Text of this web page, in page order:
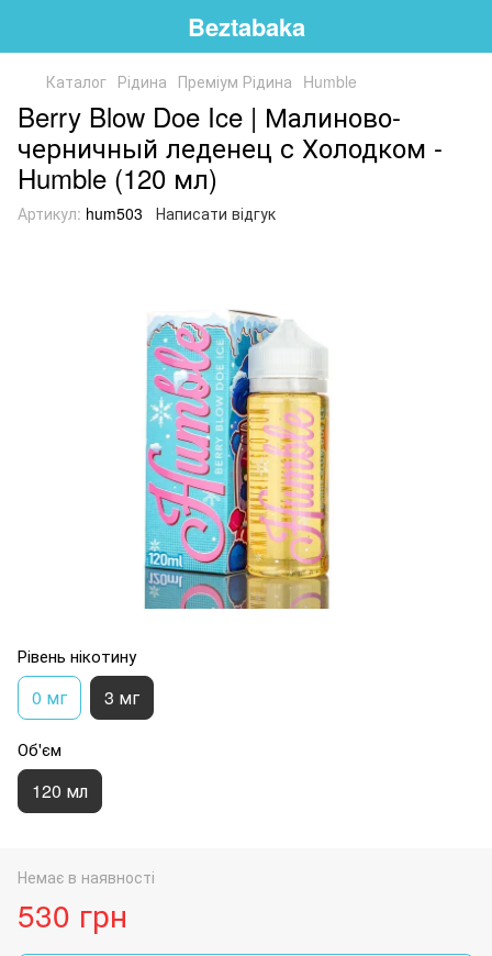
Beztabaka
Каталог Рідина Преміум Рідина Humble
Berry Blow Doe Ice | Малиново-
черничный леденец с Холодком -
Humble (120 мл)
Артикул: hum503 Написати відгук
Рівень нікотину
0 мг 3 мг
Об'єм
120 мл
Немає в наявності
530 грн